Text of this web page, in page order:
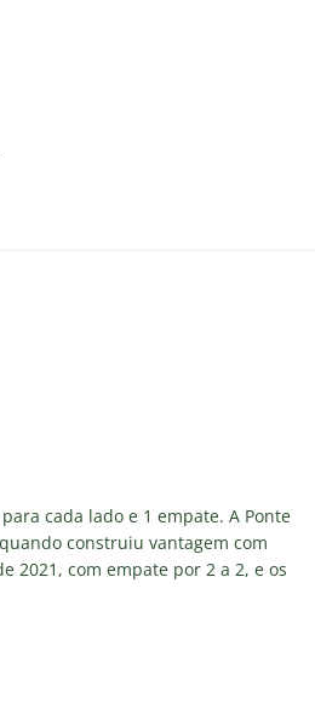
cada lado e 1 empate. A Ponte
construiu vantagem com
2021, com empate por 2 a 2, e os